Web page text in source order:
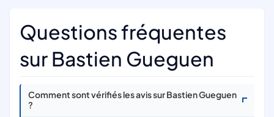
Questions fréquentes
sur Bastien Gueguen
Comment sont vérifiés les avis sur Bastien Gueguen
?